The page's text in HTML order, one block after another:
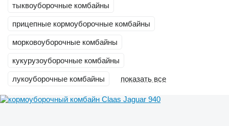
тыквоуборочные комбайны
прицепные кормоуборочные комбайны
морковоуборочные комбайны
кукурузоуборочные комбайны
лукоуборочные комбайны показать все